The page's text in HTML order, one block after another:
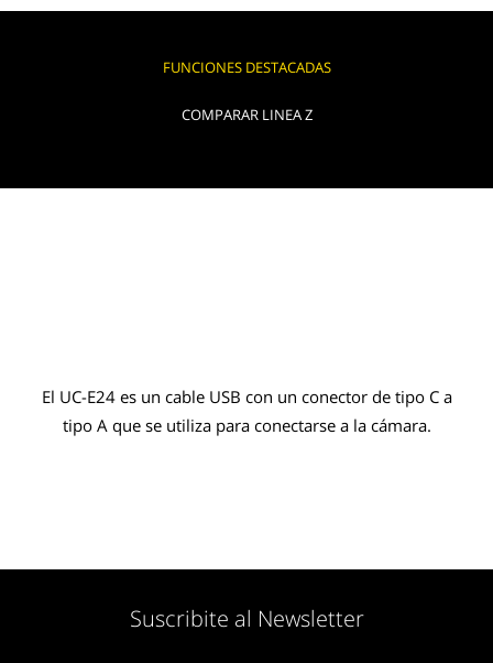
FUNCIONES DESTACADAS
COMPARAR LINEA Z
El UC-E24 es un cable USB con un conector de tipo C a
tipo A que se utiliza para conectarse a la cámara.
Suscribite al Newsletter